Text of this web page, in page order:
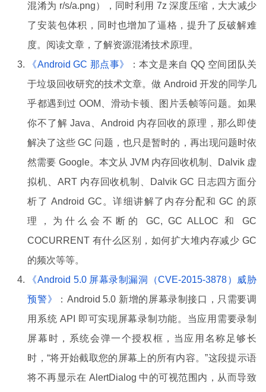
混淆为 r/s/a.png），同时利用 7z 深度压缩，大大减少
了安装包体积，同时也增加了逼格，提升了反破解难
度。阅读文章，了解资源混淆技术原理。
《Android GC 那点事》
：本文是来自 QQ 空间团队关
于垃圾回收研究的技术文章。做 Android 开发的同学几
乎都遇到过 OOM、滑动卡顿、图片丢帧等问题。如果
你不了解 Java、Android 内存回收的原理，那么即使
解决了这些 GC 问题，也只是暂时的，再出现问题时依
然需要 Google。本文从 JVM 内存回收机制、Dalvik 虚
拟机、ART 内存回收机制、Dalvik GC 日志四方面分
析了 Android GC。详细讲解了内存分配和 GC 的原
理，为什么会不断的 GC, GC ALLOC 和 GC
COCURRENT 有什么区别，如何扩大堆内存减少 GC
的频次等等。
《Android 5.0 屏幕录制漏洞（CVE-2015-3878）威胁
预警》
：Android 5.0 新增的屏幕录制接口，只需要调
用系统 API 即可实现屏幕录制功能。当应用需要录制
屏幕时，系统会弹一个授权框，当应用名称足够长
时，“将开始截取您的屏幕上的所有内容。”这段提示语
将不再显示在 AlertDialog 中的可视范围内，从而导致